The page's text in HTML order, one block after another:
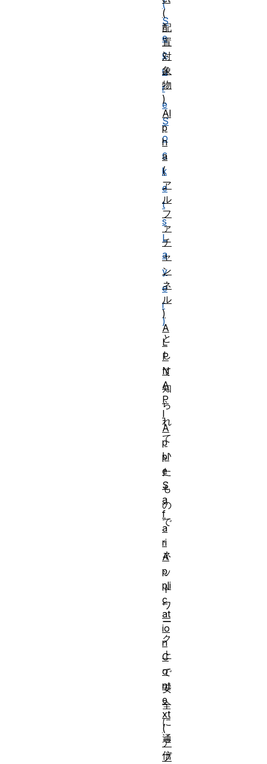
(
S
e
c
u
r
e
S
o
c
k
e
t
s
L
a
y
e
r
)
と
し
て
知
ら
れ
て
い
た
も
の
で
、
ネ
ッ
ト
ワ
ー
ク
上
で
安
全
に
通
信
(
配
置
対
象
物
)
Al
p
h
a
(
ア
ル
フ
ァ
チ
ャ
ン
ネ
ル
)
A
L
P
N
A
P
I
A
p
pl
e
S
a
f
a
ri
A
p
pli
c
at
io
n
C
o
nt
e
xt
(
ア
プ